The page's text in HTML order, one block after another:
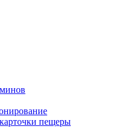
пещеры